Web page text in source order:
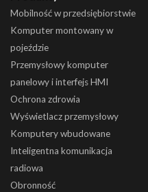
Mobilność w przedsiębiorstwie
Komputer montowany w
pojeździe
Przemysłowy komputer
panelowy i interfejs HMI
Ochrona zdrowia
Wyświetlacz przemysłowy
Komputery wbudowane
Inteligentna komunikacja
radiowa
Obronność